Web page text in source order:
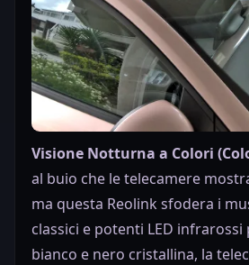
Visione Notturna a Colori
al buio che le telecamere
ma questa Reolink sfodera i
classici e potenti LED
bianco e nero cristallina, la